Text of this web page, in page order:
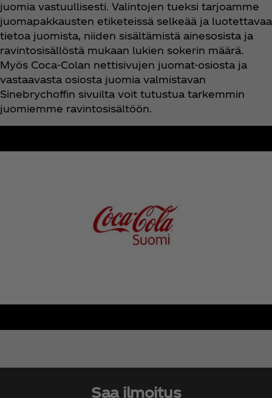
juomia vastuullisesti. Valintojen tueksi tarjoamme
juomapakkausten etiketeissä selkeää ja luotettavaa
tietoa juomista, niiden sisältämistä ainesosista ja
ravintosisällöstä mukaan lukien sokerin määrä.
Myös Coca‑Colan nettisivujen juomat-osiosta ja
vastaavasta osiosta juomia valmistavan
Sinebrychoffin sivuilta voit tutustua tarkemmin
juomiemme ravintosisältöön.
Saa ilmoitus